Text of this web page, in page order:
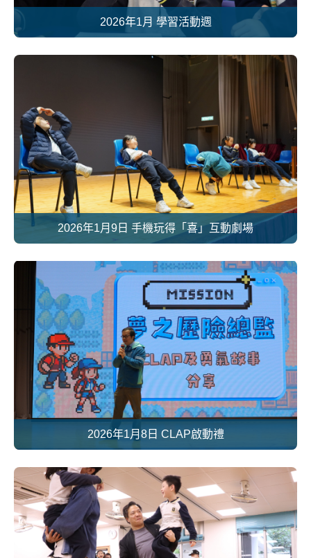
2026年1月 學習活動週
2026年1月9日 手機玩得「喜」互動劇場
2026年1月8日 CLAP啟動禮